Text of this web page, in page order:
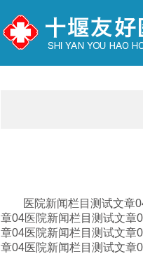
医院新闻栏目测试文章
章04医院新闻栏目测试文章
章04医院新闻栏目测试文章
章04医院新闻栏目测试文章